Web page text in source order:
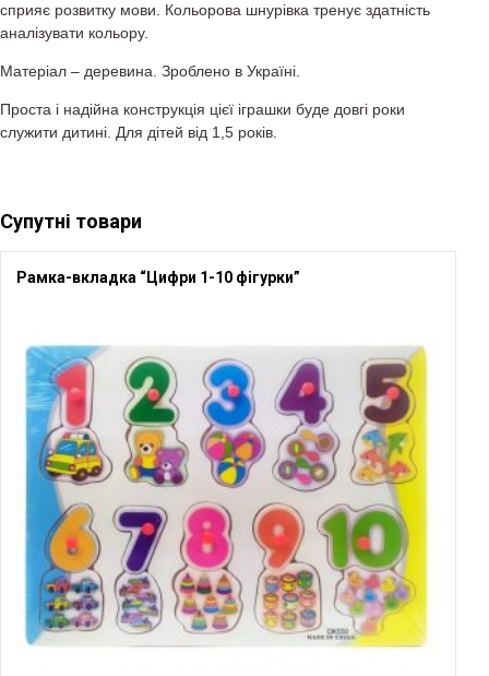
сприяє розвитку мови. Кольорова шнурівка тренує здатність
аналізувати кольору.
Матеріал – деревина. Зроблено в Україні.
Проста і надійна конструкція цієї іграшки буде довгі роки
служити дитині. Для дітей від 1,5 років.
Супутні товари
Рамка-вкладка “Цифри 1-10 фігурки”